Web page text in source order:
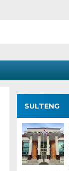
SULTENG